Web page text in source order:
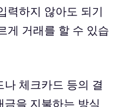
력하지 않아도 되기
게 거래를 할 수 있습
체크카드 등의 결
을 지불하는 방식